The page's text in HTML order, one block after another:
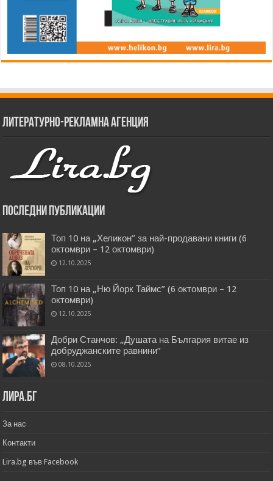
Литературно-рекламна агенция
Последни публикации
Топ 10 на „Хеликон” за най-продавани книги (6
октомври – 12 октомври)
12.10.2025
Топ 10 на „Ню Йорк Таймс” (6 октомври – 12
октомври)
12.10.2025
Добри Станчов: „Душата на България витае из
добруджанските равнини“
08.10.2025
Лира.бг
За нас
Контакти
Lira.bg във Facebook